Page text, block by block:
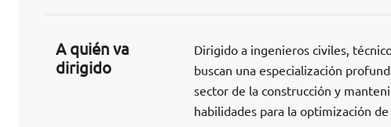
A quién va
dirigido
Dirigido a ingenieros civiles,
buscan una especialización
sector de la construcción y
habilidades para la optimización